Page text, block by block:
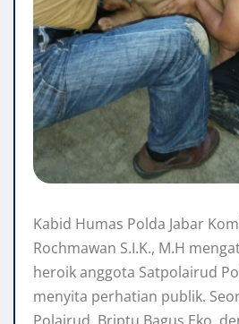
Kabid Humas Polda Jabar
Rochmawan S.I.K., M.H
heroik anggota Satpolairud
menyita perhatian publik.